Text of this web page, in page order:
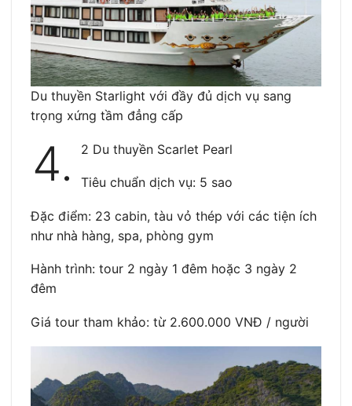
Du thuyền Starlight với đầy đủ dịch vụ sang
trọng xứng tầm đẳng cấp
4. 2 Du thuyền Scarlet Pearl
Tiêu chuẩn dịch vụ: 5 sao
Đặc điểm: 23 cabin, tàu vỏ thép với các tiện ích
như nhà hàng, spa, phòng gym
Hành trình: tour 2 ngày 1 đêm hoặc 3 ngày 2
đêm
Giá tour tham khảo: từ 2.600.000 VNĐ / người